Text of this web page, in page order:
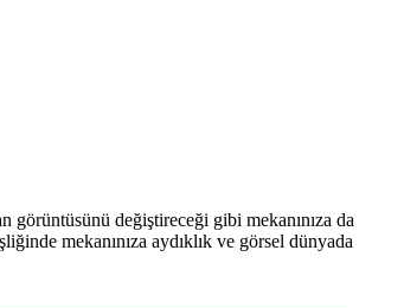
görüntüsünü değiştireceği gibi mekanınıza da
mekanınıza aydıklık ve görsel dünyada